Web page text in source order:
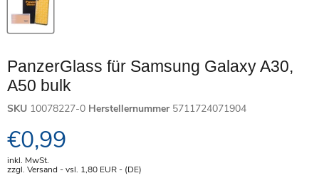
PanzerGlass für Samsung Galaxy A30,
A50 bulk
SKU 10078227-0 Herstellernummer 5711724071904
Aktueller Preis
€0,99
inkl. MwSt.
zzgl. Versand - vsl. 1,80 EUR- (DE)